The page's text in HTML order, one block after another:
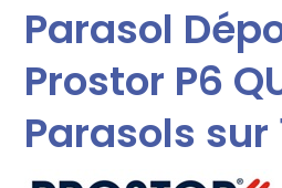
Parasol
Prostor P6
Parasols sur